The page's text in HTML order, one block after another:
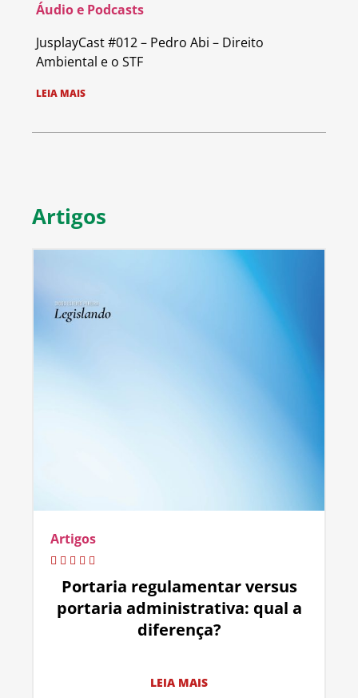
Áudio e Podcasts
JusplayCast #012 – Pedro Abi – Direito
Ambiental e o STF
LEIA MAIS
Artigos
Artigos
Portaria regulamentar versus
portaria administrativa: qual a
diferença?
LEIA MAIS